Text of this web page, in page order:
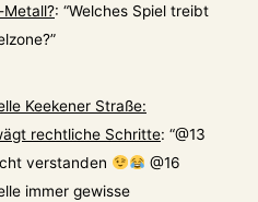
Metall?: “Welches Spiel treibt
”
Keekener Straße:
rechtliche Schritte: “@13
verstanden
@16
immer gewisse